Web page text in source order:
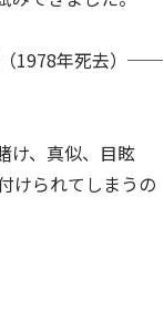
（1978年死去）──
け、真似、目眩
けられてしまうの